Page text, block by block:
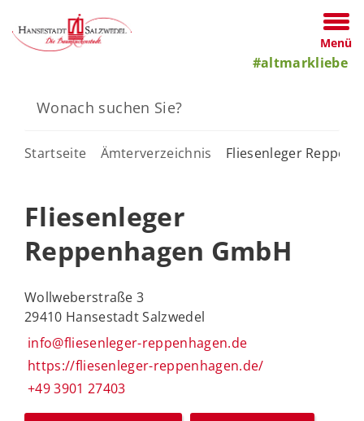
Menü
#altmarkliebe
Startseite Ämterverzeichnis Fliesenleger
Fliesenleger
Reppenhagen GmbH
Wollweberstraße 3
29410 Hansestadt Salzwedel
info@fliesenleger-reppenhagen.de
https://fliesenleger-reppenhagen.de/
+49 3901 27403